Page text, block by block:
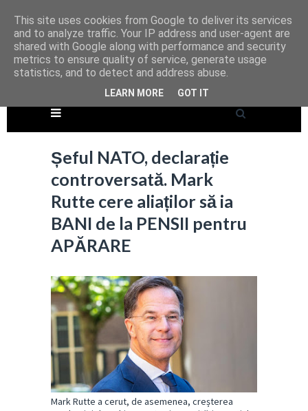
Șeful NATO, declarație
controversată. Mark
Rutte cere aliaților să ia
BANI de la PENSII pentru
APĂRARE
Mark Rutte a cerut, de asemenea, creșterea
This site uses cookies from Google to deliver its services
and to analyze traffic. Your IP address and user-agent are
shared with Google along with performance and security
metrics to ensure quality of service, generate usage
statistics, and to detect and address abuse.
LEARN MORE GOT IT